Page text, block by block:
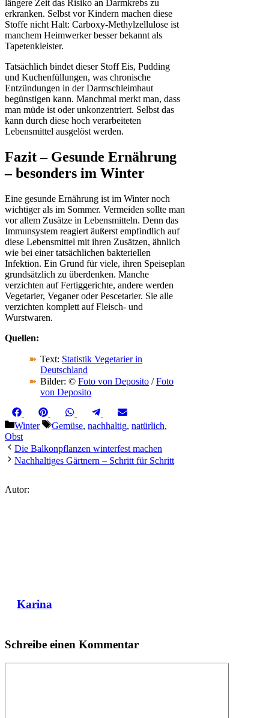
längere Zeit das Risiko an Darmkrebs zu
erkranken. Selbst vor Kindern machen diese
Stoffe nicht Halt: Carboxy-Methylzellulose ist
manchem Heimwerker besser bekannt als
Tapetenkleister.
Tatsächlich bindet dieser Stoff Eis, Pudding
und Kuchenfüllungen, was chronische
Entzündungen in der Darmschleimhaut
begünstigen kann. Manchmal merkt man, dass
man müde ist oder unkonzentriert. Selbst das
kann durch diese hoch verarbeiteten
Lebensmittel ausgelöst werden.
Fazit – Gesunde Ernährung
– besonders im Winter
Eine gesunde Ernährung ist im Winter noch
wichtiger als im Sommer. Vermeiden sollte man
vor allem Zusätze in Lebensmitteln. Denn das
Immunsystem reagiert äußerst empfindlich auf
diese Lebensmittel mit ihren Zusätzen, ähnlich
wie bei einer tatsächlichen bakteriellen
Infektion. Ein Grund für viele, ihren Speiseplan
grundsätzlich zu überdenken. Manche
verzichten auf Fertiggerichte, andere werden
Vegetarier, Veganer oder Pescetarier. Sie alle
verzichten komplett auf Fleisch- und
Wurstwaren.
Quellen:
Text: Statistik Vegetarier in
Deutschland
Bilder: ©Foto von Deposito /Foto
von Deposito
Share
on
FacebookShare
on
Pinterest Share
on
WhatsAppShare
on
TelegramShare
on
Kategorien
Winter Schlagwörter
Gemüse, nachhaltig, natürlich,
Obst
Die Balkonpflanzen winterfest machen
Nachhaltiges Gärtnern – Schritt für Schritt
Autor:
Karina
Schreibe einen Kommentar